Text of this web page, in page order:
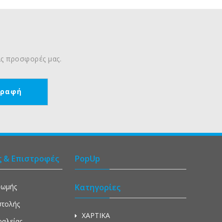
προσφορές μας.
& Επιστροφές PopUp
Κατηγορίες
ΧΑΡΤΙΚΑ